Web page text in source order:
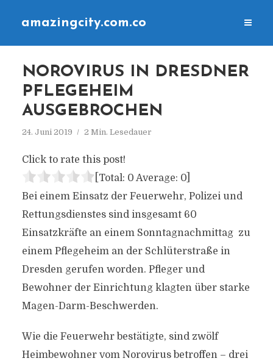
amazingcity.com.co
NOROVIRUS IN DRESDNER
PFLEGEHEIM
AUSGEBROCHEN
24. Juni 2019 2 Min. Lesedauer
Click to rate this post!
[Total: 0 Average: 0]
Bei einem Einsatz der Feuerwehr, Polizei und
Rettungsdienstes sind insgesamt 60
Einsatzkräfte an einem Sonntagnachmittag zu
einem Pflegeheim an der Schlüterstraße in
Dresden gerufen worden. Pfleger und
Bewohner der Einrichtung klagten über starke
Magen-Darm-Beschwerden.
Wie die Feuerwehr bestätigte, sind zwölf
Heimbewohner vom Norovirus betroffen – drei